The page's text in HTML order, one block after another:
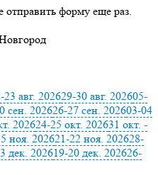
форму еще раз.
23 авг. 202629-30 авг. 202605-
сен. 202626-27 сен. 202603-04
202624-25 окт. 202631 окт. -
ноя. 202621-22 ноя. 202628-
дек. 202619-20 дек. 202626-